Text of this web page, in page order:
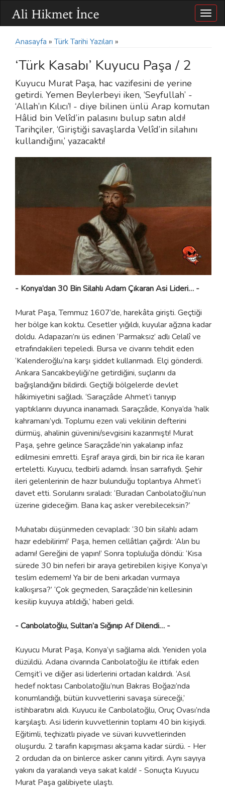
Anasayfa » Türk Tarihi Yazıları »
‘Türk Kasabı’ Kuyucu Paşa / 2
Kuyucu Murat Paşa, hac vazifesini de yerine
getirdi. Yemen Beylerbeyi iken, ‘Seyfullah’ -
‘Allah’ın Kılıcı’! - diye bilinen ünlü Arap komutan
Hâlid bin Velîd’in palasını bulup satın aldı!
Tarihçiler, ‘Giriştiği savaşlarda Velîd’in silahını
kullandığını,’ yazacaktı!
- Konya’dan 30 Bin Silahlı Adam Çıkaran Asi Lideri… -
Murat Paşa, Temmuz 1607’de, harekâta girişti. Geçtiği
her bölge kan koktu. Cesetler yığıldı, kuyular ağzına kadar
doldu. Adapazarı’nı üs edinen ‘Parmaksız’ adlı Celalî ve
etrafındakileri tepeledi. Bursa ve civarını tehdit eden
‘Kalenderoğlu’na karşı şiddet kullanmadı. Elçi gönderdi.
Ankara Sancakbeyliği’ne getirdiğini, suçlarını da
bağışlandığını bildirdi. Geçtiği bölgelerde devlet
hâkimiyetini sağladı. ‘Saraçzâde Ahmet’i tanıyıp
yaptıklarını duyunca inanamadı. Saraçzâde, Konya’da ‘halk
kahramanı’ydı. Toplumu ezen vali vekilinin defterini
dürmüş, ahalinin güvenini/sevgisini kazanmıştı! Murat
Paşa, şehre gelince Saraçzâde’nin yakalanıp infaz
edilmesini emretti. Eşraf araya girdi, bin bir rica ile kararı
erteletti. Kuyucu, tedbirli adamdı. İnsan sarrafıydı. Şehir
ileri gelenlerinin de hazır bulunduğu toplantıya Ahmet’i
davet etti. Sorularını sıraladı: ‘Buradan Canbolatoğlu’nun
üzerine gideceğim. Bana kaç asker verebileceksin?’
Muhatabı düşünmeden cevapladı: ‘30 bin silahlı adam
hazır edebilirim!’ Paşa, hemen cellâtları çağırdı: ‘Alın bu
adamı! Gereğini de yapın!’ Sonra topluluğa döndü: ‘Kısa
sürede 30 bin neferi bir araya getirebilen kişiye Konya’yı
teslim edemem! Ya bir de beni arkadan vurmaya
kalkışırsa?’ ‘Çok geçmeden, Saraçzâde’nin kellesinin
kesilip kuyuya atıldığı,’ haberi geldi.
- Canbolatoğlu, Sultan’a Sığınıp Af Dilendi… -
Kuyucu Murat Paşa, Konya’yı sağlama aldı. Yeniden yola
düzüldü. Adana civarında Canbolatoğlu ile ittifak eden
Cemşit’i ve diğer asi liderlerini ortadan kaldırdı. ‘Asıl
hedef noktası Canbolatoğlu’nun Bakras Boğazı’nda
konumlandığı, bütün kuvvetlerini savaşa süreceği,’
istihbaratını aldı. Kuyucu ile Canbolatoğlu, Oruç Ovası’nda
karşılaştı. Asi liderin kuvvetlerinin toplamı 40 bin kişiydi.
Eğitimli, teçhizatlı piyade ve süvari kuvvetlerinden
oluşurdu. 2 tarafın kapışması akşama kadar sürdü. - Her
2 ordudan da on binlerce asker canını yitirdi. Aynı sayıya
yakını da yaralandı veya sakat kaldı! - Sonuçta Kuyucu
Murat Paşa galibiyete ulaştı.